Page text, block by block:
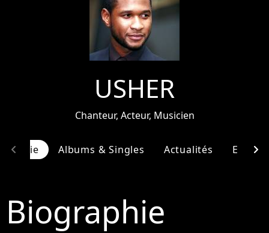
USHER
Chanteur, Acteur, Musicien
Albums & Singles Actualités
chevron_left chevron_right
Biographie